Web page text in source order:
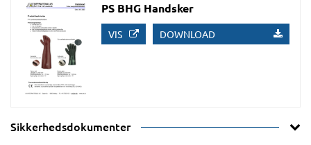
PS BHG Handsker
VIS DOWNLOAD
Sikkerhedsdokumenter